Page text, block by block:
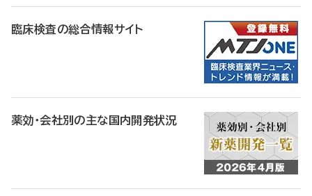
臨床検査の総合情報サイト
薬効・会社別の主な国内開発状況